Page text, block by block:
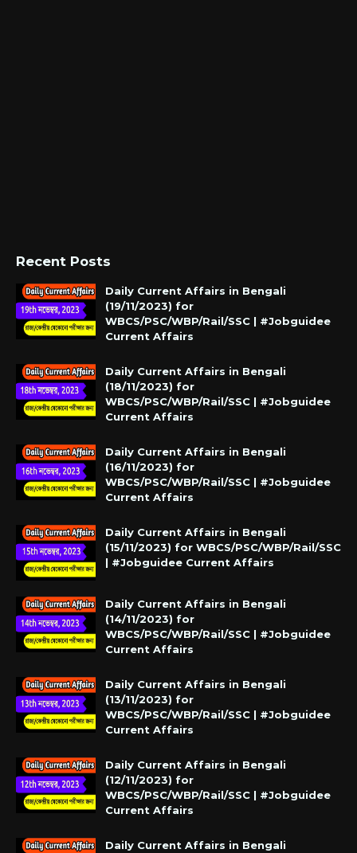
Recent Posts
Daily Current Affairs in Bengali
(19/11/2023) for
WBCS/PSC/WBP/Rail/SSC | #Jobguidee
Current Affairs
Daily Current Affairs in Bengali
(18/11/2023) for
WBCS/PSC/WBP/Rail/SSC | #Jobguidee
Current Affairs
Daily Current Affairs in Bengali
(16/11/2023) for
WBCS/PSC/WBP/Rail/SSC | #Jobguidee
Current Affairs
Daily Current Affairs in Bengali
(15/11/2023) for WBCS/PSC/WBP/Rail/SSC
| #Jobguidee Current Affairs
Daily Current Affairs in Bengali
(14/11/2023) for
WBCS/PSC/WBP/Rail/SSC | #Jobguidee
Current Affairs
Daily Current Affairs in Bengali
(13/11/2023) for
WBCS/PSC/WBP/Rail/SSC | #Jobguidee
Current Affairs
Daily Current Affairs in Bengali
(12/11/2023) for
WBCS/PSC/WBP/Rail/SSC | #Jobguidee
Current Affairs
Daily Current Affairs in Bengali